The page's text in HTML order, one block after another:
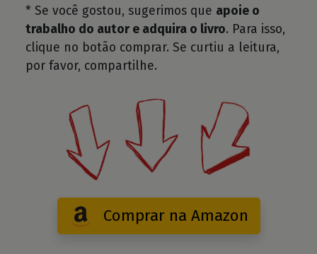
* Se você gostou, sugerimos que apoie o
trabalho do autor e adquira o livro. Para isso,
clique no botão comprar. Se curtiu a leitura,
por favor, compartilhe.
Comprar na Amazon